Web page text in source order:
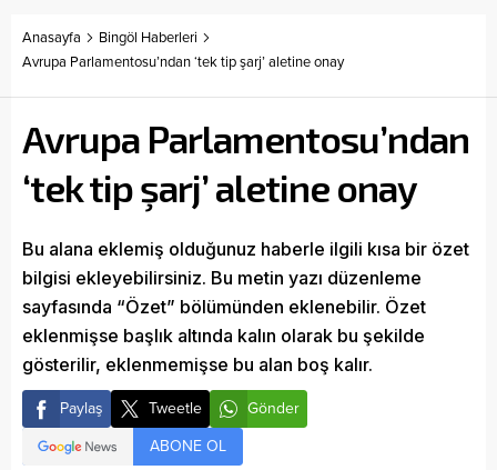
Anasayfa
Bingöl Haberleri
Avrupa Parlamentosu’ndan ‘tek tip şarj’ aletine onay
Avrupa Parlamentosu’ndan
‘tek tip şarj’ aletine onay
Bu alana eklemiş olduğunuz haberle ilgili kısa bir özet
bilgisi ekleyebilirsiniz. Bu metin yazı düzenleme
sayfasında “Özet” bölümünden eklenebilir. Özet
eklenmişse başlık altında kalın olarak bu şekilde
gösterilir, eklenmemişse bu alan boş kalır.
Paylaş Tweetle
Gönder
ABONE OL